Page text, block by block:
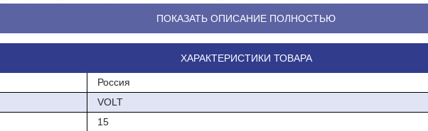
теплоносителя в системах "теплый пол". Запрещается установка котла в сетях,
термостат.
ПОКАЗАТЬ ОПИСАНИЕ ПОЛНОСТЬЮ
ХАРАКТЕРИСТИКИ ТОВАРА
Россия
VOLT
15